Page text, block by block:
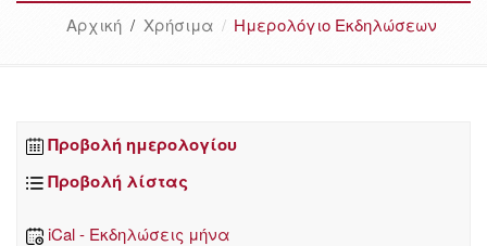
Αρχική / Χρήσιμα Ημερολόγιο Εκδηλώσεων
Προβολή ημερολογίου
Προβολή λίστας
iCal - Εκδηλώσεις μήνα